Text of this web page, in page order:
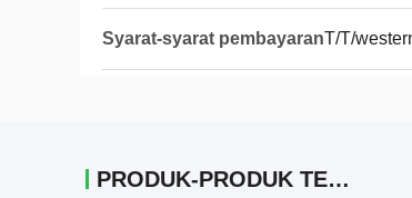
Syarat-syarat pembayaranT/T/
PRODUK-PRODUK TERKAIT